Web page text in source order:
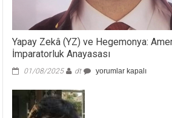
Yapay Zekâ (YZ) ve Hegemonya:
İmparatorluk Anayasası
01/08/2025 dt
Yapay
yorumlar kapalı